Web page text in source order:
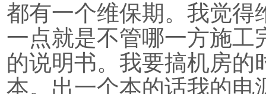
都有一个维保期。我觉得
一点就是不管哪一方施工
的说明书。我要搞机房
本。出一个本的话我的电